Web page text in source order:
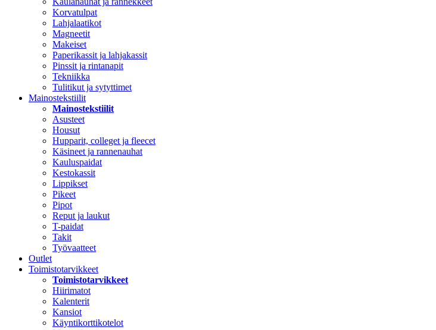
Korvatulpat
Lahjalaatikot
Magneetit
Makeiset
Paperikassit ja lahjakassit
Pinssit ja rintanapit
Tekniikka
Tulitikut ja sytyttimet
Mainostekstiilit
Mainostekstiilit
Asusteet
Housut
Hupparit, colleget ja fleecet
Käsineet ja rannenauhat
Kauluspaidat
Kestokassit
Lippikset
Pikeet
Pipot
Reput ja laukut
T-paidat
Takit
Työvaatteet
Outlet
Toimistotarvikkeet
Toimistotarvikkeet
Hiirimatot
Kalenterit
Kansiot
Käyntikorttikotelot